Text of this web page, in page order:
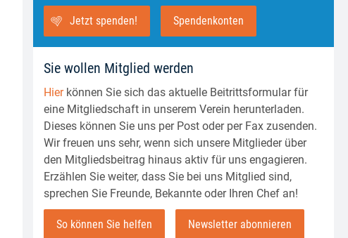
Jetzt spenden! Spendenkonten
Sie wollen Mitglied werden
Hierkönnen Sie sich das aktuelle Beitrittsformular für
eine Mitgliedschaft in unserem Verein herunterladen.
Dieses können Sie uns per Post oder per Fax zusenden.
Wir freuen uns sehr, wenn sich unsere Mitglieder über
den Mitgliedsbeitrag hinaus aktiv für uns engagieren.
Erzählen Sie weiter, dass Sie bei uns Mitglied sind,
sprechen Sie Freunde, Bekannte oder Ihren Chef an!
So können Sie helfen Newsletter abonnieren